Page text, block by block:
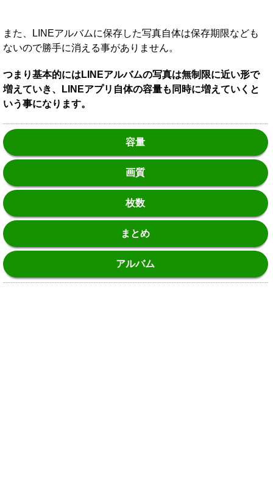
また、LINEアルバムに保存した写真自体は保存期限なども
ないので勝手に消える事がありません。
つまり基本的にはLINEアルバムの写真は無制限に近い形で
増えていき、LINEアプリ自体の容量も同時に増えていくと
いう事になります。
容量
画質
枚数
まとめ
アルバム